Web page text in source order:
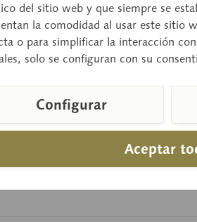
del sitio web y que siempre se
la comodidad al usar este sitio
o para simplificar la interacción
solo se configuran con su
Aceptar
Configurar